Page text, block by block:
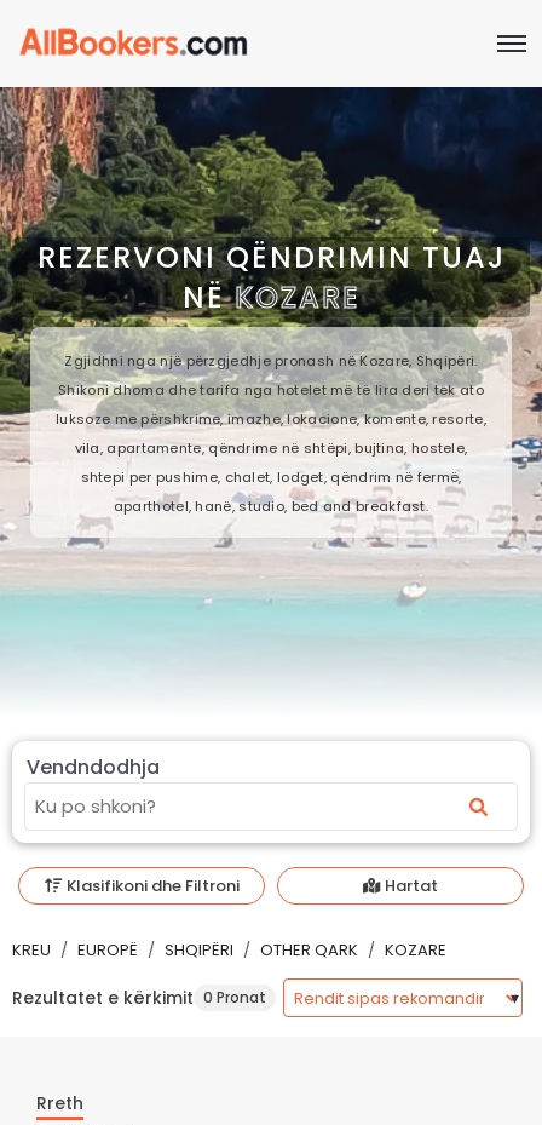
REZERVONI QËNDRIMIN TUAJ
NËKOZARE
Zgjidhni nga një përzgjedhje pronash në Kozare, Shqipëri.
Shikoni dhoma dhe tarifa nga hotelet më të lira deri tek ato
luksoze me përshkrime, imazhe, lokacione, komente, resorte,
vila, apartamente, qëndrime në shtëpi, bujtina, hostele,
shtepi per pushime, chalet, lodget, qëndrim në fermë,
aparthotel, hanë, studio, bed and breakfast.
Vendndodhja
Klasifikoni dhe Filtroni Hartat
KREU EUROPË SHQIPËRI OTHER QARK KOZARE
Rezultatet e kërkimit 0 Pronat
Rreth